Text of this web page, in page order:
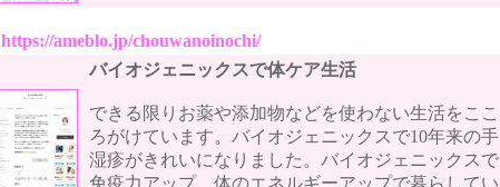
https://ameblo.jp/chouwanoinochi/
バイオジェニックスで体ケア生活
できる限りお薬や添加物などを使わない生活をここ
ろがけています。バイオジェニックスで10年来の手
湿疹がきれいになりました。バイオジェニックスで
免疫力アップ、体のエネルギーアップで暮らしてい